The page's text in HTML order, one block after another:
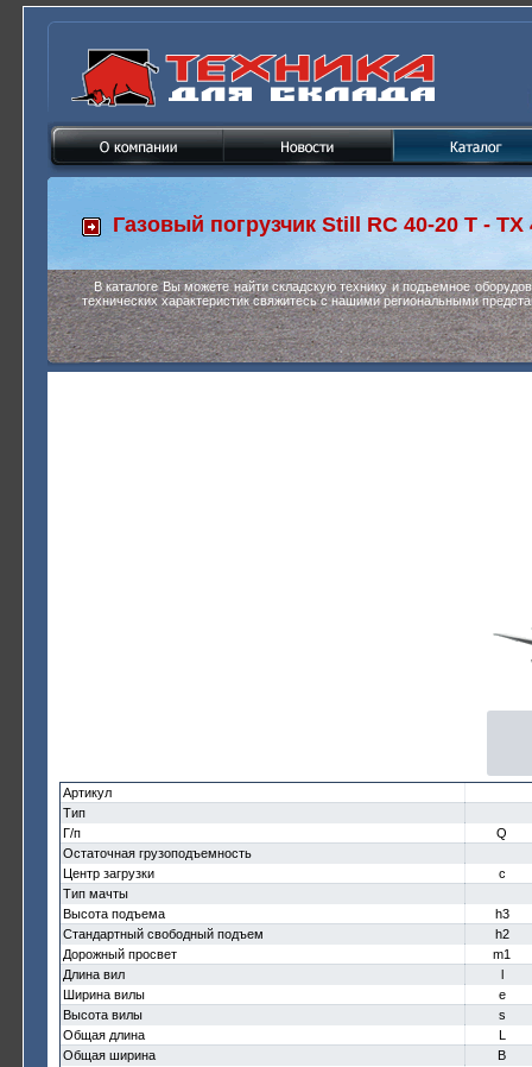
Газовый погрузчик Still RC 40-20 T - TX
В каталоге Вы можете найти складскую технику и подъемное
технических характеристик свяжитесь с нашими региональными
Артикул
Тип
Г/п
Q
Остаточная грузоподъемность
Центр загрузки
c
Тип мачты
Высота подъема
h3
Стандартный свободный подъем
h2
Дорожный просвет
m1
Длина вил
l
Ширина вилы
e
Высота вилы
s
Общая длина
L
Общая ширина
B